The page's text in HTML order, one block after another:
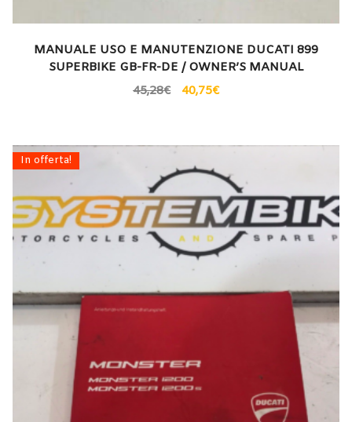
MANUALE USO E MANUTENZIONE DUCATI 899
SUPERBIKE GB-FR-DE / OWNER’S MANUAL
45,28€ 40,75€
In offerta!